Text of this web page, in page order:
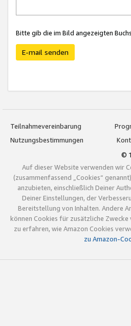
Bitte gib die im Bild angezeigten
E-mail senden
Teilnahmevereinbarung
Nutzungsbestimmungen
©
Auf dieser Website verwenden wir
(zusammenfassend „Cookies“
anzubieten, einschließlich Deiner
Deiner Einstellungen, der
Bereitstellung von Inhalten. Andere
können Cookies für zusätzliche
zu erfahren, wie Amazon Cookies
zu Amazon-